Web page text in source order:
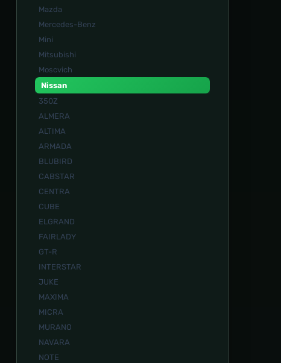
Mazda
Mercedes-Benz
Mini
Mitsubishi
Moscvich
Nissan
350Z
ALMERA
ALTIMA
ARMADA
BLUBIRD
CABSTAR
CENTRA
CUBE
ELGRAND
FAIRLADY
GT-R
INTERSTAR
JUKE
MAXIMA
MICRA
MURANO
NAVARA
NOTE